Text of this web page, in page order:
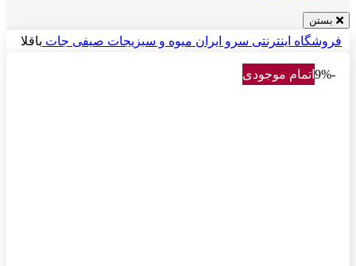
بستن
فروشگاه اینترنتی سرو ایران میوه و سبزیجات صیفی جات باقلا
-9% اتمام موجودی